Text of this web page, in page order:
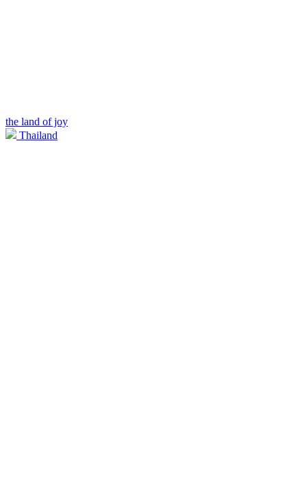
the land of joy
Thailand